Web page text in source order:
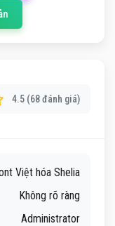
4.5 (68 đánh giá)
Việt hóa Shelia
Không rõ ràng
Administrator